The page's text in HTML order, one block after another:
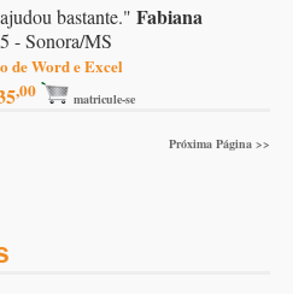
bastante." Fabiana
- Sonora/MS
de Word e Excel
,00 matricule-se
Próxima Página >>